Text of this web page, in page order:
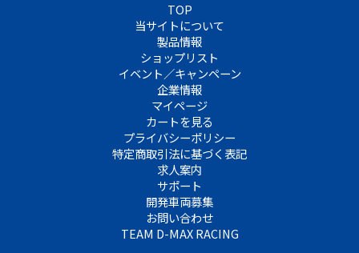
TOP
当サイトについて
製品情報
ショップリスト
イベント／キャンペーン
企業情報
マイページ
カートを見る
プライバシーポリシー
特定商取引法に基づく表記
求人案内
サポート
開発車両募集
お問い合わせ
TEAM D-MAX RACING